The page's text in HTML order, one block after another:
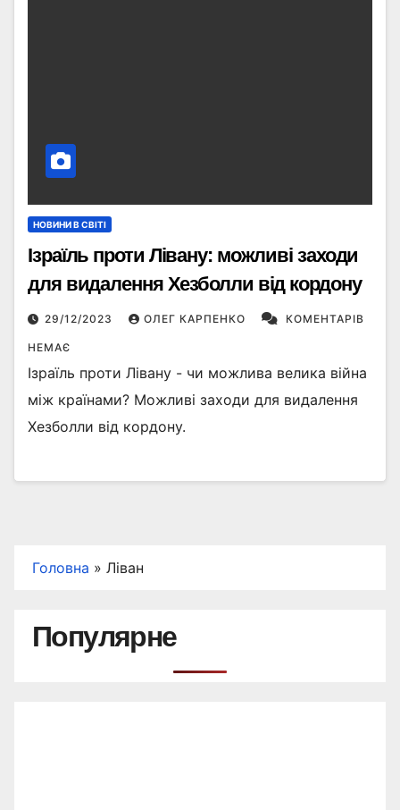
НОВИНИ В СВІТІ
Ізраїль проти Лівану: можливі заходи
для видалення Хезболли від кордону
29/12/2023 ОЛЕГ КАРПЕНКО КОМЕНТАРІВ
НЕМАЄ
Ізраїль проти Лівану - чи можлива велика війна
між країнами? Можливі заходи для видалення
Хезболли від кордону.
Головна » Ліван
Популярне